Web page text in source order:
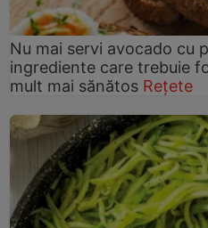
Nu mai servi avocado cu
ingrediente care trebuie
mult mai sănătos Rețete